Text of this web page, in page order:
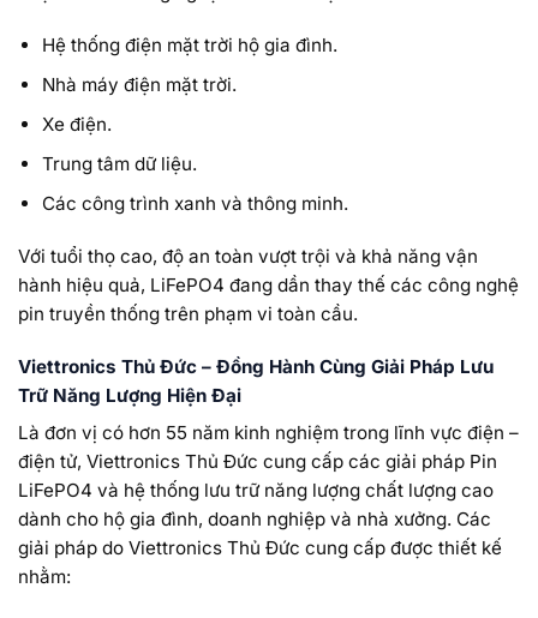
Hệ thống điện mặt trời hộ gia đình.
Nhà máy điện mặt trời.
Xe điện.
Trung tâm dữ liệu.
Các công trình xanh và thông minh.
Với tuổi thọ cao, độ an toàn vượt trội và khả năng vận
hành hiệu quả, LiFePO4 đang dần thay thế các công nghệ
pin truyền thống trên phạm vi toàn cầu.
Viettronics Thủ Đức – Đồng Hành Cùng Giải Pháp Lưu
Trữ Năng Lượng Hiện Đại
Là đơn vị có hơn 55 năm kinh nghiệm trong lĩnh vực điện –
điện tử, Viettronics Thủ Đức cung cấp các giải pháp Pin
LiFePO4 và hệ thống lưu trữ năng lượng chất lượng cao
dành cho hộ gia đình, doanh nghiệp và nhà xưởng. Các
giải pháp do Viettronics Thủ Đức cung cấp được thiết kế
nhằm: